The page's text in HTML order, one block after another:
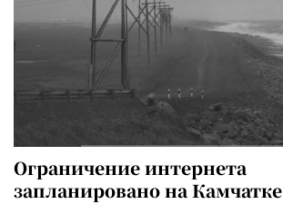
Ограничение интернета
запланировано на Камчатке